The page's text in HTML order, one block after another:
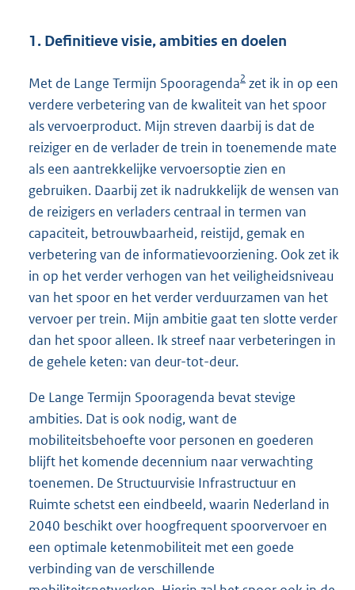
1. Definitieve visie, ambities en doelen
Met de Lange Termijn Spooragenda2 zet ik in op een
verdere verbetering van de kwaliteit van het spoor
als vervoerproduct. Mijn streven daarbij is dat de
reiziger en de verlader de trein in toenemende mate
als een aantrekkelijke vervoersoptie zien en
gebruiken. Daarbij zet ik nadrukkelijk de wensen van
de reizigers en verladers centraal in termen van
capaciteit, betrouwbaarheid, reistijd, gemak en
verbetering van de informatievoorziening. Ook zet ik
in op het verder verhogen van het veiligheidsniveau
van het spoor en het verder verduurzamen van het
vervoer per trein. Mijn ambitie gaat ten slotte verder
dan het spoor alleen. Ik streef naar verbeteringen in
de gehele keten: van deur-tot-deur.
De Lange Termijn Spooragenda bevat stevige
ambities. Dat is ook nodig, want de
mobiliteitsbehoefte voor personen en goederen
blijft het komende decennium naar verwachting
toenemen. De Structuurvisie Infrastructuur en
Ruimte schetst een eindbeeld, waarin Nederland in
2040 beschikt over hoogfrequent spoorvervoer en
een optimale ketenmobiliteit met een goede
verbinding van de verschillende